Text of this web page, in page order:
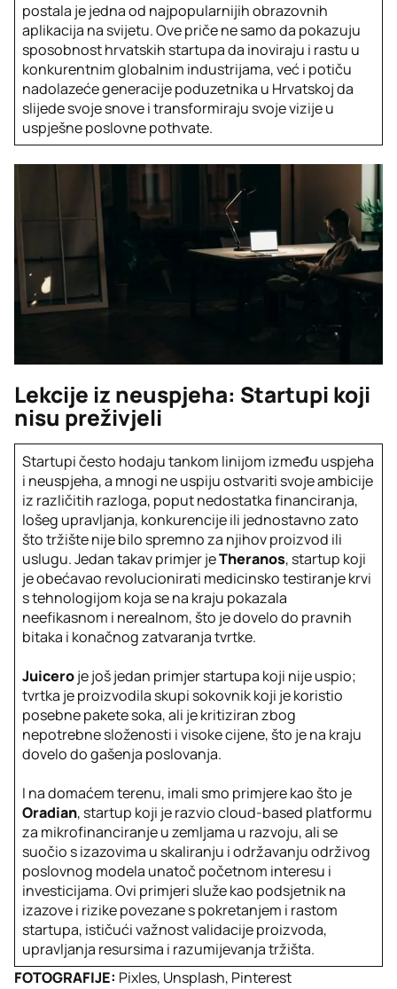
postala je jedna od najpopularnijih obrazovnih
aplikacija na svijetu. Ove priče ne samo da pokazuju
sposobnost hrvatskih startupa da inoviraju i rastu u
konkurentnim globalnim industrijama, već i potiču
nadolazeće generacije poduzetnika u Hrvatskoj da
slijede svoje snove i transformiraju svoje vizije u
uspješne poslovne pothvate.
Lekcije iz neuspjeha: Startupi koji
nisu preživjeli
Startupi često hodaju tankom linijom između uspjeha
i neuspjeha, a mnogi ne uspiju ostvariti svoje ambicije
iz različitih razloga, poput nedostatka financiranja,
lošeg upravljanja, konkurencije ili jednostavno zato
što tržište nije bilo spremno za njihov proizvod ili
uslugu. Jedan takav primjer jeTheranos, startup koji
je obećavao revolucionirati medicinsko testiranje krvi
s tehnologijom koja se na kraju pokazala
neefikasnom i nerealnom, što je dovelo do pravnih
bitaka i konačnog zatvaranja tvrtke.
Juiceroje još jedan primjer startupa koji nije uspio;
tvrtka je proizvodila skupi sokovnik koji je koristio
posebne pakete soka, ali je kritiziran zbog
nepotrebne složenosti i visoke cijene, što je na kraju
dovelo do gašenja poslovanja.
I na domaćem terenu, imali smo primjere kao što je
Oradian, startup koji je razvio cloud-based platformu
za mikrofinanciranje u zemljama u razvoju, ali se
suočio s izazovima u skaliranju i održavanju održivog
poslovnog modela unatoč početnom interesu i
investicijama. Ovi primjeri služe kao podsjetnik na
izazove i rizike povezane s pokretanjem i rastom
startupa, ističući važnost validacije proizvoda,
upravljanja resursima i razumijevanja tržišta.
FOTOGRAFIJE: Pixles, Unsplash, Pinterest